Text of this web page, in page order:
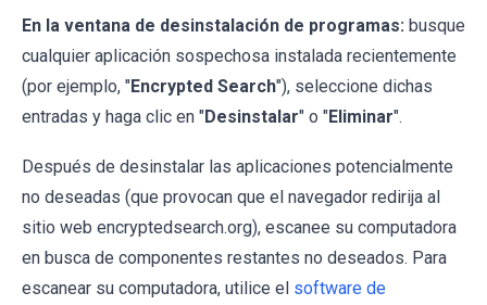
En la ventana de desinstalación de programas: busque
cualquier aplicación sospechosa instalada recientemente
(por ejemplo, "Encrypted Search"), seleccione dichas
entradas y haga clic en "Desinstalar" o "Eliminar".
Después de desinstalar las aplicaciones potencialmente
no deseadas (que provocan que el navegador redirija al
sitio web encryptedsearch.org), escanee su computadora
en busca de componentes restantes no deseados. Para
escanear su computadora, utilice el software de